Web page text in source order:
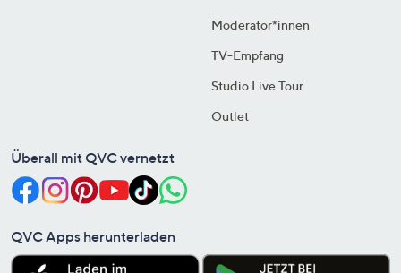
Moderator*innen
TV-Empfang
Studio Live Tour
Outlet
Überall mit QVC vernetzt
QVC Apps herunterladen